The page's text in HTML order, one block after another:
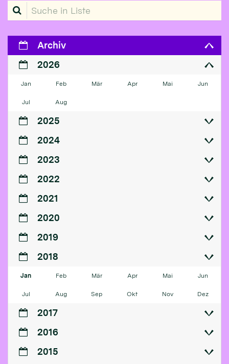
Suche in Liste
Archiv
2026
Jan Feb Mär Apr Mai Jun
Jul Aug
2025
2024
2023
2022
2021
2020
2019
2018
Jan Feb Mär Apr Mai Jun
Jul Aug Sep Okt Nov Dez
2017
2016
2015